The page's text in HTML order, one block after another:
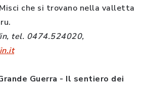
che si trovano nella valletta
tel. 0474.524020,
Guerra - Il sentiero dei